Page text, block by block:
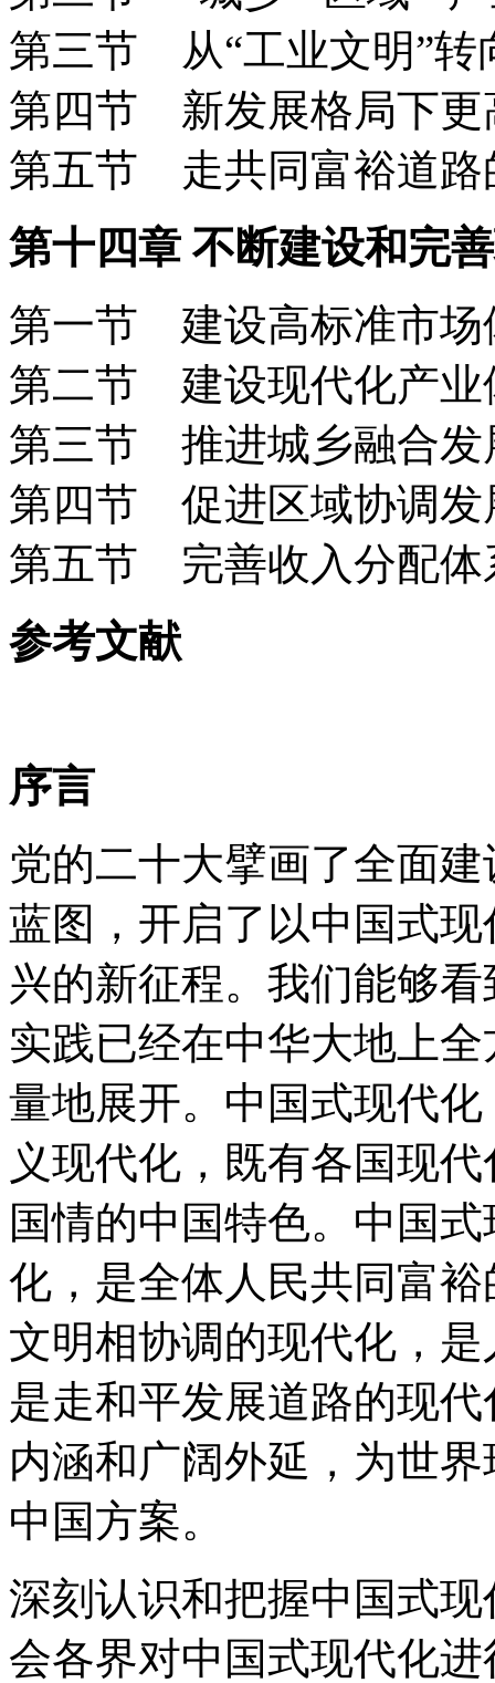
第三节 从“工业文明”
第四节 新发展格局下
第五节 走共同富裕道
第十四章 不断建设和完
第一节 建设高标准市
第二节 建设现代化产
第三节 推进城乡融合
第四节 促进区域协调
第五节 完善收入分配
参考文献
序言
党的二十大擘画了全面
蓝图，开启了以中国式
兴的新征程。我们能够
实践已经在中华大地上
量地展开。中国式现代
义现代化，既有各国现
国情的中国特色。中国
化，是全体人民共同富
文明相协调的现代化，
是走和平发展道路的现
内涵和广阔外延，为世
中国方案。
深刻认识和把握中国式
会各界对中国式现代化